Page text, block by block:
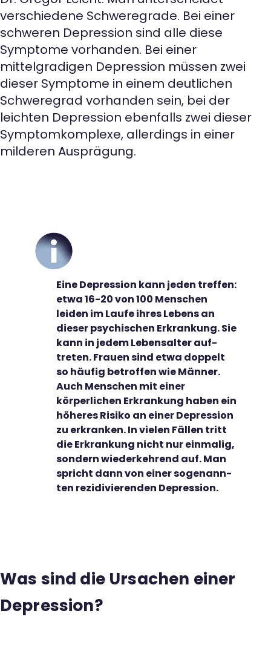
verschiedene Schweregrade. Bei einer
schweren Depression sind alle diese
Symptome vorhanden. Bei einer
mittelgradigen Depression müssen zwei
dieser Symptome in einem deutlichen
Schweregrad vorhanden sein, bei der
leichten Depression ebenfalls zwei dieser
Symptomkomplexe, allerdings in einer
milderen Ausprägung.
Eine Depression kann jeden treffen:
etwa 16-20 von 100 Menschen
leiden im Laufe ihres Lebens an
dieser psychischen Erkrankung. Sie
kann in jedem Lebens­alter auf­
treten. Frauen sind etwa dop­pelt
so häufig betroffen wie Män­ner.
Auch Menschen mit einer
körperlichen Er­krankung haben ein
höheres Risiko an einer Depres­sion
zu er­kranken. In vielen Fällen tritt
die Er­krankung nicht nur einmalig,
son­dern wieder­kehrend auf. Man
spricht dann von einer so­ge­nann­
ten rezi­divierenden Depression.
Was sind die Ursachen einer
Depression?